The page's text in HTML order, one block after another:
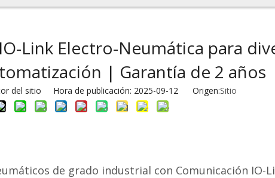
Link Electro-Neumática para
| Garantía de 2 años
del sitio Hora de publicación: 2025-09-12 Origen:Sitio
de grado industrial con Comunicación IO-